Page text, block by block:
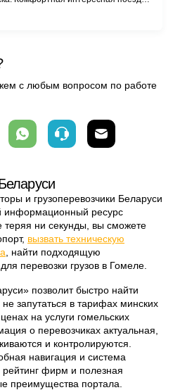
с любым вопросом по работе
и грузоперевозчики Беларуси
информационный ресурс
ни секунды, вы сможете
вызвать техническую
, найти подходящую
перевозки грузов в Гомеле.
позволит быстро найти
запутаться в тарифах минских
на услуги гомельских
о перевозчиках актуальная,
и контролируются.
навигация и система
рейтинг фирм и полезная
преимущества портала.